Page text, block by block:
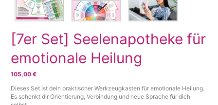
[7er Set] Seelenapotheke für
emotionale Heilung
105,00€
Dieses Set ist dein praktischer Werkzeugkasten für emotionale Heilung.
Es schenkt dir Orientierung, Verbindung und neue Sprache für dich